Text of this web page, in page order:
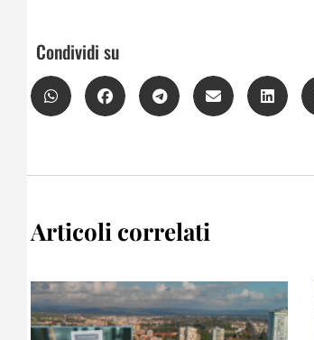
Condividi su
Articoli correlati